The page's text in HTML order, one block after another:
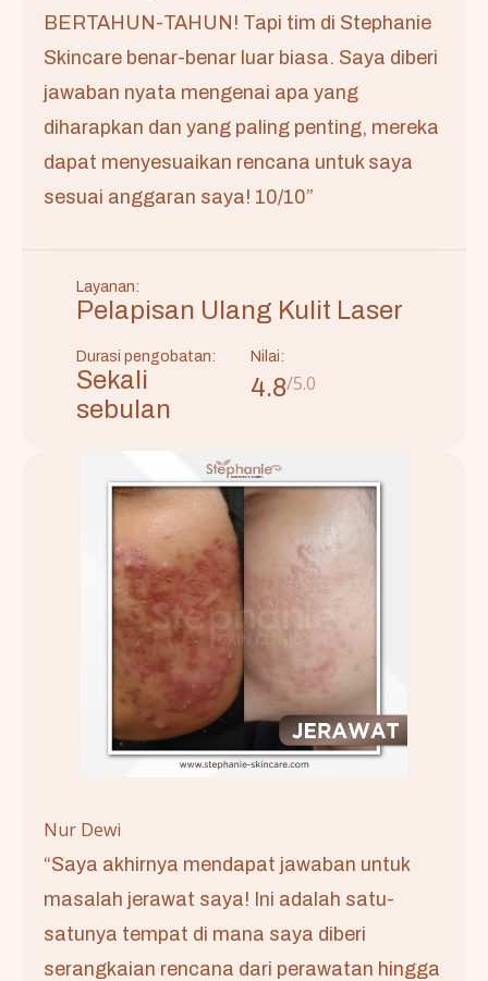
BERTAHUN-TAHUN! Tapi tim di Stephanie
Skincare benar-benar luar biasa. Saya diberi
jawaban nyata mengenai apa yang
diharapkan dan yang paling penting, mereka
dapat menyesuaikan rencana untuk saya
sesuai anggaran saya! 10/10”
Layanan:
Pelapisan Ulang Kulit Laser
Durasi pengobatan:
Sekali
sebulan
Nilai:
4.8/5.0
Nur Dewi
“Saya akhirnya mendapat jawaban untuk
masalah jerawat saya! Ini adalah satu-
satunya tempat di mana saya diberi
serangkaian rencana dari perawatan hingga